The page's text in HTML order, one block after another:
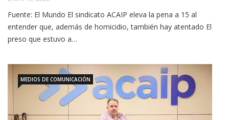
Fuente: El Mundo El sindicato ACAIP eleva la pena a 15 al
entender que, además de homicidio, también hay atentado El
preso que estuvo a…
MEDIOS DE COMUNICACIÓN